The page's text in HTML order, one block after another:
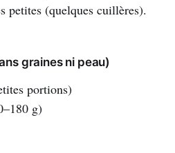
petites (quelques cuillères).
graines ni peau)
portions)
g)